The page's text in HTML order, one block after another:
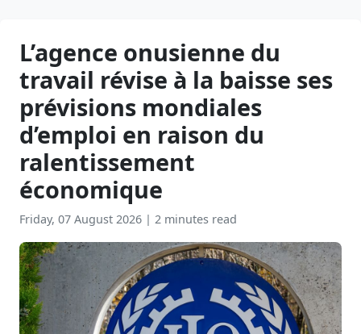
L’agence onusienne du
travail révise à la baisse ses
prévisions mondiales
d’emploi en raison du
ralentissement
économique
Friday, 07 August 2026 | 2 minutes read